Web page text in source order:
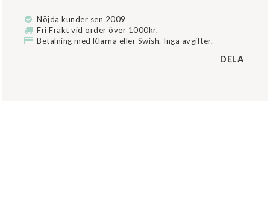
Nöjda kunder sen 2009
Fri Frakt vid order över 1000kr.
Betalning med Klarna eller Swish. Inga avgifter.
DELA